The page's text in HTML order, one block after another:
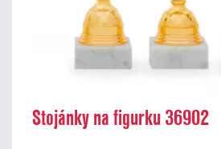
Stojánky na figurku 36902